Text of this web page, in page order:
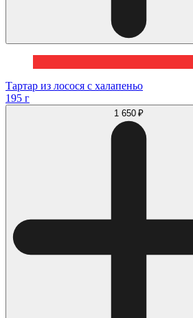
Тартар из лосося с халапеньо
195 г
1 650 ₽